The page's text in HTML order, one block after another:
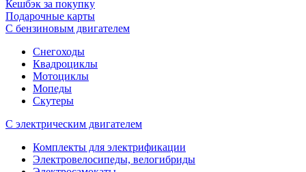
Кешбэк за покупку
Подарочные карты
С бензиновым двигателем
Снегоходы
Квадроциклы
Мотоциклы
Мопеды
Скутеры
С электрическим двигателем
Комплекты для электрификации
Электровелосипеды, велогибриды